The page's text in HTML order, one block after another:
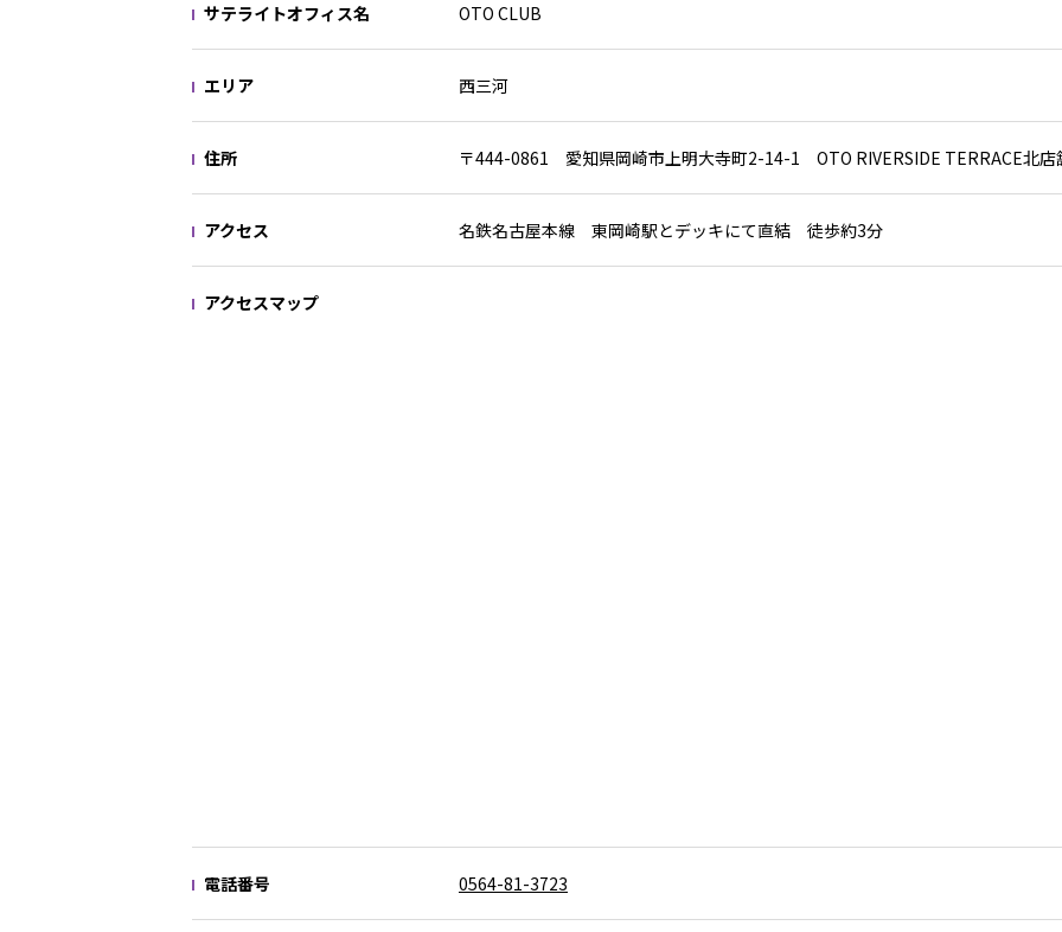
サテライトオフィス名 OTO CLUB
エリア 西三河
住所 〒444-0861 愛知県岡崎市上明大寺町2-14-1 OTO RIVERSIDE TERRACE北
アクセス 名鉄名古屋本線 東岡崎駅とデッキにて直結 徒歩約3分
アクセスマップ
電話番号 0564-81-3723